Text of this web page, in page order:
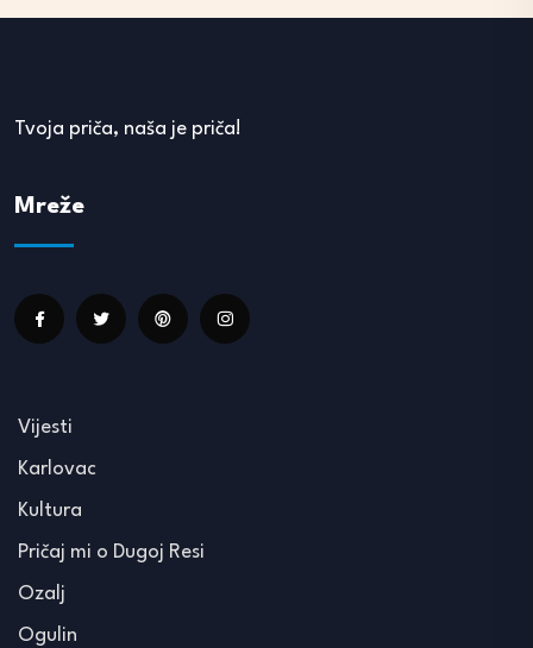
Tvoja priča, naša je priča!
Mreže
Vijesti
Karlovac
Kultura
Pričaj mi o Dugoj Resi
Ozalj
Ogulin